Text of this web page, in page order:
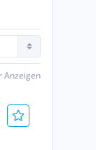
Anzeigen